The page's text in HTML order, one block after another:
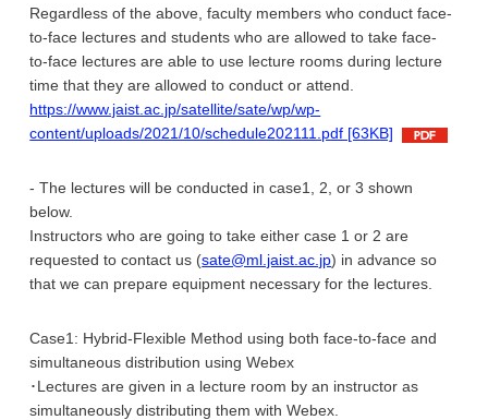
Regardless of the above, faculty members who conduct face-
to-face lectures and students who are allowed to take face-
to-face lectures are able to use lecture rooms during lecture
time that they are allowed to conduct or attend.
https://www.jaist.ac.jp/satellite/sate/wp/wp-
content/uploads/2021/10/schedule202111.pdf [63KB]
- The lectures will be conducted in case1, 2, or 3 shown
below.
Instructors who are going to take either case 1 or 2 are
requested to contact us (sate@ml.jaist.ac.jp) in advance so
that we can prepare equipment necessary for the lectures.
Case1: Hybrid-Flexible Method using both face-to-face and
simultaneous distribution using Webex
･Lectures are given in a lecture room by an instructor as
simultaneously distributing them with Webex.